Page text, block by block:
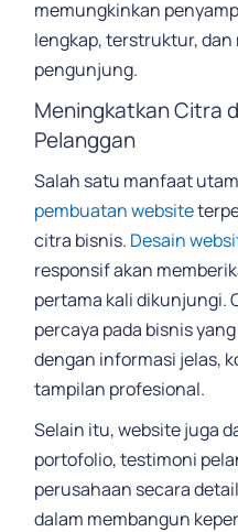
memungkinkan
lengkap, terstruktur,
pengunjung.
Meningkatkan Citra
Pelanggan
Salah satu manfaat
pembuatan website
citra bisnis. Desain
responsif akan
pertama kali dikunjungi.
percaya pada bisnis
dengan informasi jelas,
tampilan profesional.
Selain itu, website juga
portofolio, testimoni
perusahaan secara
dalam membangun